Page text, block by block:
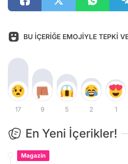
BU İÇERİĞE EMOJİYLE TEPKİ
17 9 5 2 1
En Yeni İçerikler!
Magazin